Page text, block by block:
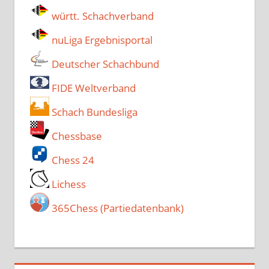
württ. Schachverband
nuLiga Ergebnisportal
Deutscher Schachbund
FIDE Weltverband
Schach Bundesliga
Chessbase
Chess 24
Lichess
365Chess (Partiedatenbank)